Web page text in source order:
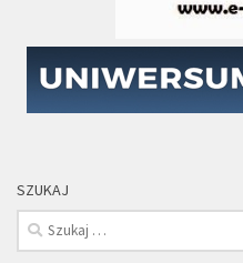
SZUKAJ
Szukaj: